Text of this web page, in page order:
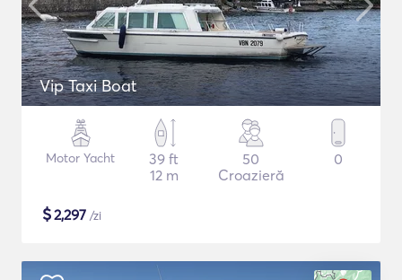
Vip Taxi Boat
Motor Yacht
39 ft
12 m
50
Croazieră
0
$2,297 /zi